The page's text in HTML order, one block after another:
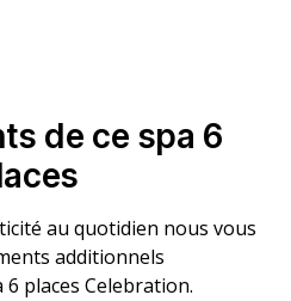
de ce spa 6
au quotidien nous vous
additionnels
places Celebration.